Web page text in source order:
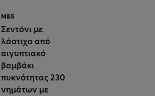
M&S
Σεντόνι με
λάστιχο από
αιγυπτιακό
βαμβάκι
πυκνότητας 230
νημάτων με